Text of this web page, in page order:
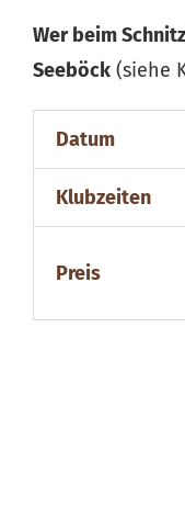
Wer beim
Seeböck (siehe
Datum
Klubzeiten
Preis